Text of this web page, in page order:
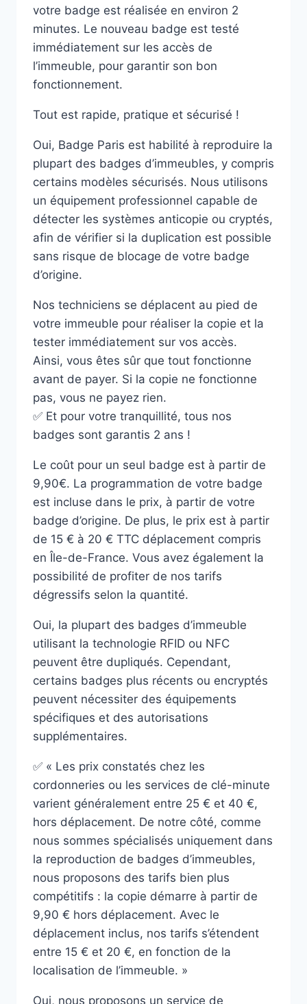
votre badge est réalisée en environ 2
minutes. Le nouveau badge est testé
immédiatement sur les accès de
l’immeuble, pour garantir son bon
fonctionnement.
Tout est rapide, pratique et sécurisé !
Oui, Badge Paris est habilité à reproduire la
plupart des badges d’immeubles, y compris
certains modèles sécurisés. Nous utilisons
un équipement professionnel capable de
détecter les systèmes anticopie ou cryptés,
afin de vérifier si la duplication est possible
sans risque de blocage de votre badge
d’origine.
Nos techniciens se déplacent au pied de
votre immeuble pour réaliser la copie et la
tester immédiatement sur vos accès.
Ainsi, vous êtes sûr que tout fonctionne
avant de payer. Si la copie ne fonctionne
pas, vous ne payez rien.
✅ Et pour votre tranquillité, tous nos
badges sont garantis 2 ans !
Le coût pour un seul badge est à partir de
9,90€. La programmation de votre badge
est incluse dans le prix, à partir de votre
badge d’origine. De plus, le prix est à partir
de 15 € à 20 € TTC déplacement compris
en Île-de-France. Vous avez également la
possibilité de profiter de nos tarifs
dégressifs selon la quantité.
Oui, la plupart des badges d’immeuble
utilisant la technologie RFID ou NFC
peuvent être dupliqués. Cependant,
certains badges plus récents ou encryptés
peuvent nécessiter des équipements
spécifiques et des autorisations
supplémentaires.
✅ « Les prix constatés chez les
cordonneries ou les services de clé-minute
varient généralement entre 25 € et 40 €,
hors déplacement. De notre côté, comme
nous sommes spécialisés uniquement dans
la reproduction de badges d’immeubles,
nous proposons des tarifs bien plus
compétitifs : la copie démarre à partir de
9,90 € hors déplacement. Avec le
déplacement inclus, nos tarifs s’étendent
entre 15 € et 20 €, en fonction de la
localisation de l’immeuble. »
Oui, nous proposons un service de